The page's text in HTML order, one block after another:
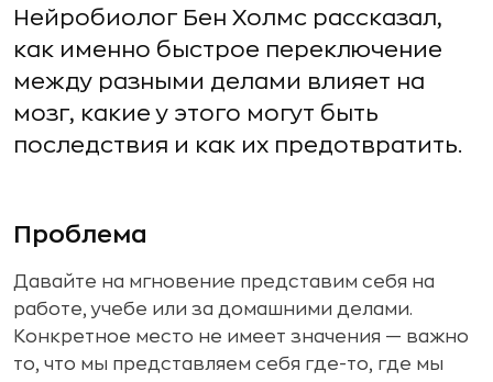
Нейробиолог Бен Холмс рассказал,
как именно быстрое переключение
между разными делами влияет на
мозг, какие у этого могут быть
последствия и как их предотвратить.
Проблема
Давайте на мгновение представим себя на
работе, учебе или за домашними делами.
Конкретное место не имеет значения — важно
то, что мы представляем себя где-то, где мы